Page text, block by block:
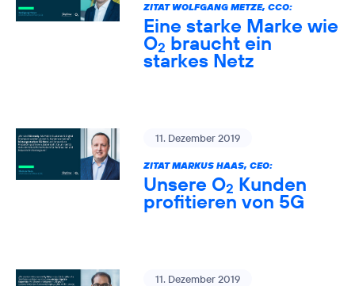
ZITAT WOLFGANG METZE, CCO:
Eine starke Marke wie
O2 braucht ein
starkes Netz
11. Dezember 2019
ZITAT MARKUS HAAS, CEO:
Unsere O2 Kunden
profitieren von 5G
11. Dezember 2019